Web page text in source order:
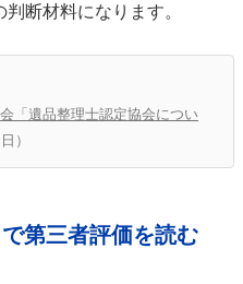
断材料になります。
「遺品整理士認定協会につい
）
第三者評価を読む